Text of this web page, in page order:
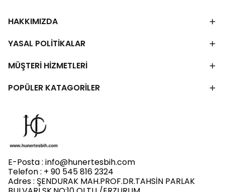
HAKKIMIZDA
YASAL POLİTİKALAR
MÜŞTERİ HİZMETLERİ
POPÜLER KATAGORİLER
E-Posta : info@hunertesbih.com
Telefon : + 90 545 816 2324
Adres : ŞENDURAK MAH.PROF.DR.TAHSİN PARLAK